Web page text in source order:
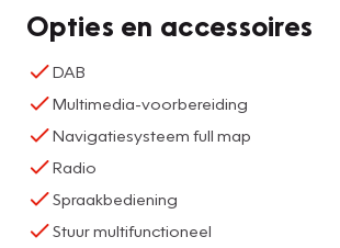
Opties en accessoires
DAB
Multimedia-voorbereiding
Navigatiesysteem full map
Radio
Spraakbediening
Stuur multifunctioneel